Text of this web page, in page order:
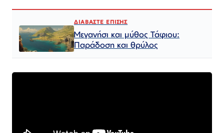
ΔΙΑΒΑΣΤΕ ΕΠΙΣΗΣ
Μεγανήσι και μύθος Τάφιου:
Παράδοση και θρύλος